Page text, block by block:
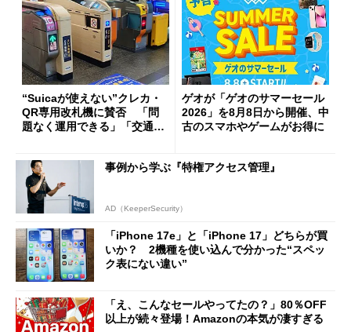
“Suicaが使えない”クレカ・
QR専用改札機に賛否 「問
題なく運用できる」「交通系I
ゲオが「ゲオのサマーセール
2026」を8月8日から開催、中
古のスマホやゲームがお得に
事例から学ぶ『特権アクセス管理』
AD（KeeperSecurity）
「iPhone 17e」と「iPhone 17」どちらが買
いか？ 2機種を使い込んで分かった“スペッ
ク表にない違い”
「え、こんなセールやってたの？」80％OFF
以上が続々登場！Amazonの本気が凄すぎる